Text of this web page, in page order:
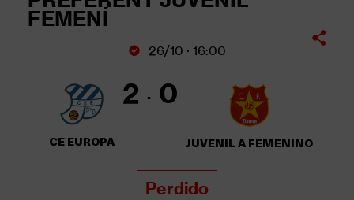
enlaces
navegación
FEMENÍ
26/10 · 16:00
CE EUROPA
2 0
JUVENIL A FEMENINO
Perdido